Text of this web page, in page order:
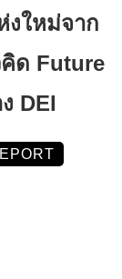
งใหม่จาก
ด Future
DEI